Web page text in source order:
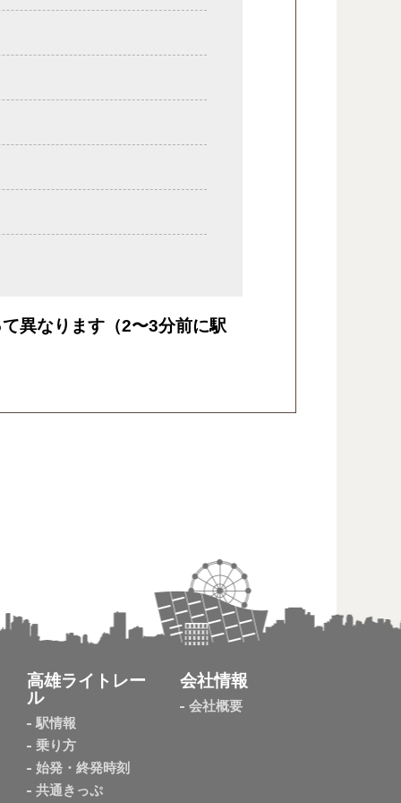
異なります（2〜3分前に駅
高雄ライトレー
ル
駅情報
乗り方
始発・終発時刻
共通きっぷ
会社情報
会社概要